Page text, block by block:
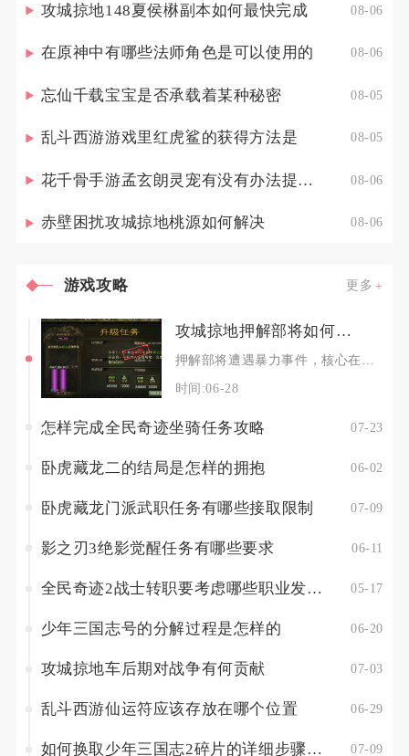
攻城掠地148夏侯楙副本如何最快完成 08-06
在原神中有哪些法师角色是可以使用的 08-06
忘仙千载宝宝是否承载着某种秘密 08-05
乱斗西游游戏里红虎鲨的获得方法是 08-05
花千骨手游孟玄朗灵宠有没有办法提高其出战的生存能力 08-06
赤壁困扰攻城掠地桃源如何解决 08-06
游戏攻略 更多
攻城掠地押解部将如何应对暴力事件
押解部将遭遇暴力事件，核心在于前置布防、梯队控场、战法反制、联盟联动四管齐下，优先保部将存
时间:06-28
怎样完成全民奇迹坐骑任务攻略 07-23
卧虎藏龙二的结局是怎样的拥抱 06-02
卧虎藏龙门派武职任务有哪些接取限制 07-09
影之刃3绝影觉醒任务有哪些要求 06-11
全民奇迹2战士转职要考虑哪些职业发展方向 05-17
少年三国志号的分解过程是怎样的 06-20
攻城掠地车后期对战争有何贡献 07-03
乱斗西游仙运符应该存放在哪个位置 06-29
如何换取少年三国志2碎片的详细步骤是什么 07-09